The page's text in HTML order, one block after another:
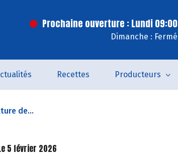
Prochaine ouverture : Lundi 09:00
Dimanche : Fermé
Recettes Producteurs
de...
5 février 2026